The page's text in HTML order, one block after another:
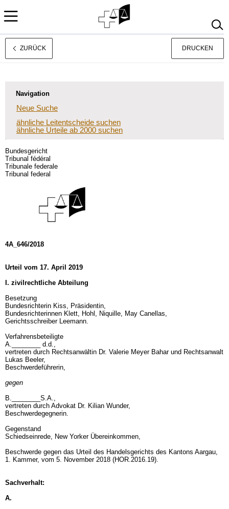
Français
ZURÜCK DRUCKEN
Navigation
Neue Suche
ähnliche Leitentscheide suchen
ähnliche Urteile ab 2000 suchen
Bundesgericht
Tribunal fédéral
Tribunale federale
Tribunal federal
4A_646/2018
Urteil vom 17. April 2019
I. zivilrechtliche Abteilung
Besetzung
Bundesrichterin Kiss, Präsidentin,
Bundesrichterinnen Klett, Hohl, Niquille, May Canellas,
Gerichtsschreiber Leemann.
Verfahrensbeteiligte
A.________ d.d.,
vertreten durch Rechtsanwältin Dr. Valerie Meyer Bahar und Rechtsanwalt
Lukas Beeler,
Beschwerdeführerin,
gegen
B.________S.A.,
vertreten durch Advokat Dr. Kilian Wunder,
Beschwerdegegnerin.
Gegenstand
Schiedseinrede, New Yorker Übereinkommen,
Beschwerde gegen das Urteil des Handelsgerichts des Kantons Aargau,
1. Kammer, vom 5. November 2018 (HOR.2016.19).
Sachverhalt:
A.